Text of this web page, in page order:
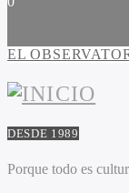
EL
DESDE 1989
Porque todo es